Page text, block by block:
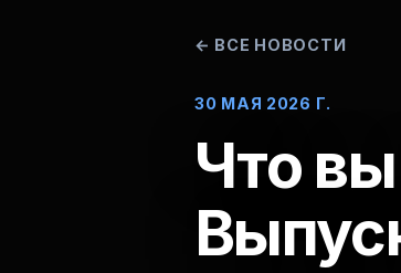
← ВСЕ НОВОСТИ
30 МАЯ 2026 Г.
Что